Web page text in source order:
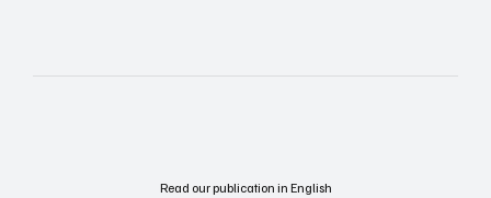
Read our publication in English